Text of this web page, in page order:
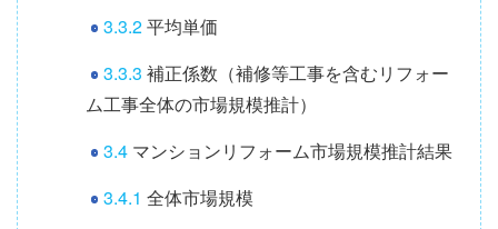
3.3.2平均単価
3.3.3 補正係数（補修等工事を含むリフォー
ム工事全体の市場規模推計）
3.4マンションリフォーム市場規模推計結果
3.4.1 全体市場規模